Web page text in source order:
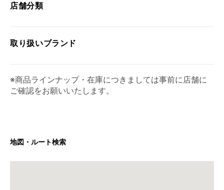
店舗分類
取り扱いブランド
※商品ラインナップ・在庫につきましては事前に店舗に
ご確認をお願いいたします。
地図・ルート検索